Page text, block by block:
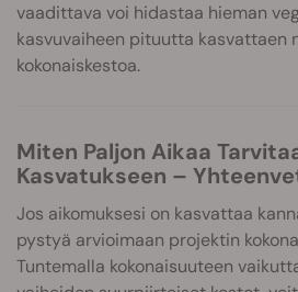
vaadittava voi hidastaa hieman
kasvuvaiheen pituutta kasvattaen
kokonaiskestoa.
Miten Paljon Aikaa Tarvitaan Kannabiksen
Kasvatukseen –
Jos aikomuksesi on kasvattaa
pystyä arvioimaan projektin
Tuntemalla kokonaisuuteen